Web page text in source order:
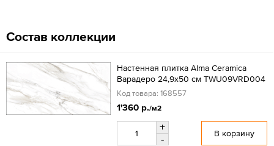
Состав коллекции
Настенная плитка Alma Ceramica
Варадеро 24,9x50 см TWU09VRD004
Код товара: 168557
1'360 р./м2
+
-
В корзину